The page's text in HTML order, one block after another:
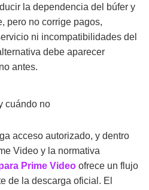
la dependencia del búfer y
pero no corrige pagos,
ni incompatibilidades del
debe aparecer
antes.
cuándo no
acceso autorizado, y dentro
Video y la normativa
Prime Video ofrece un flujo
de la descarga oficial. El